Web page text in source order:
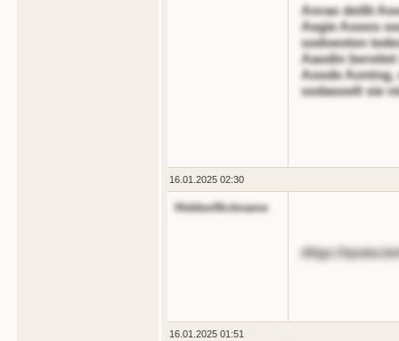
Anrao deißt
Aegie Aooos
sodoeoten
Aaodin
Aoode
sodaooelt sie
16.01.2025 02:30
HiddenNickname
dttgs://
16.01.2025 01:51